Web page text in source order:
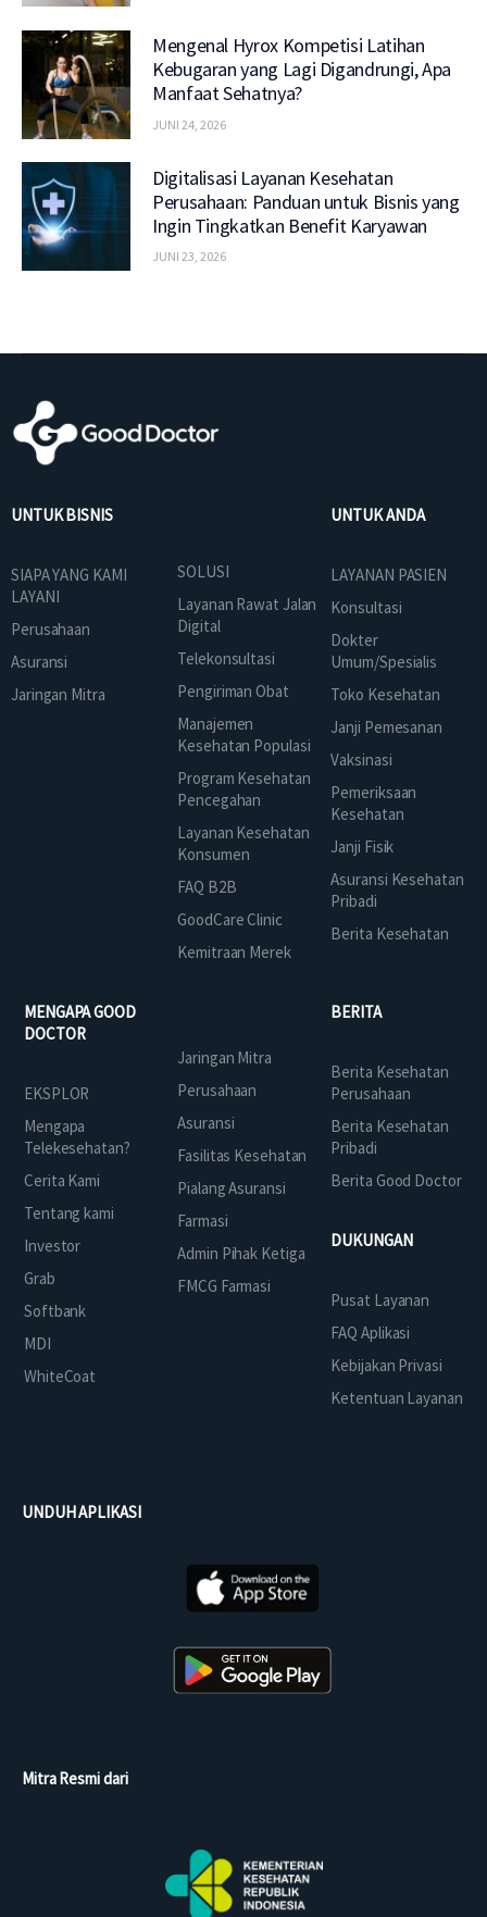
Mengenal Hyrox Kompetisi Latihan
Kebugaran yang Lagi Digandrungi, Apa
Manfaat Sehatnya?
JUNI 24, 2026
Digitalisasi Layanan Kesehatan
Perusahaan: Panduan untuk Bisnis yang
Ingin Tingkatkan Benefit Karyawan
JUNI 23, 2026
UNTUK BISNIS
SIAPA YANG KAMI
LAYANI
Perusahaan
Asuransi
Jaringan Mitra
SOLUSI
Layanan Rawat Jalan
Digital
Telekonsultasi
Pengiriman Obat
Manajemen
Kesehatan Populasi
Program Kesehatan
Pencegahan
Layanan Kesehatan
Konsumen
FAQ B2B
GoodCare Clinic
Kemitraan Merek
UNTUK ANDA
LAYANAN PASIEN
Konsultasi
Dokter
Umum/Spesialis
Toko Kesehatan
Janji Pemesanan
Vaksinasi
Pemeriksaan
Kesehatan
Janji Fisik
Asuransi Kesehatan
Pribadi
Berita Kesehatan
MENGAPA GOOD
DOCTOR
EKSPLOR
Mengapa
Telekesehatan?
Cerita Kami
Tentang kami
Investor
Grab
Softbank
MDI
WhiteCoat
Jaringan Mitra
Perusahaan
Asuransi
Fasilitas Kesehatan
Pialang Asuransi
Farmasi
Admin Pihak Ketiga
FMCG Farmasi
BERITA
Berita Kesehatan
Perusahaan
Berita Kesehatan
Pribadi
Berita Good Doctor
DUKUNGAN
Pusat Layanan
FAQ Aplikasi
Kebijakan Privasi
Ketentuan Layanan
UNDUH APLIKASI
Mitra Resmi dari